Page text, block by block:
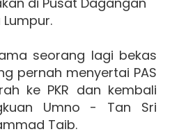
Lumpur.
seorang lagi bekas
pernah menyertai PAS
ke PKR dan kembali
Umno - Tan Sri
Taib.